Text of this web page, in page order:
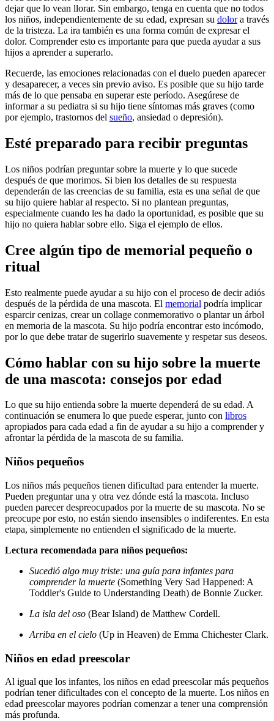
dejar que lo vean llorar. Sin embargo, tenga en cuenta que no todos
los niños, independientemente de su edad, expresan su dolora través
de la tristeza. La ira también es una forma común de expresar el
dolor. Comprender esto es importante para que pueda ayudar a sus
hijos a aprender a superarlo.
Recuerde, las emociones relacionadas con el duelo pueden aparecer
y desaparecer, a veces sin previo aviso. Es posible que su hijo tarde
más de lo que pensaba en superar este período. Asegúrese de
informar a su pediatra si su hijo tiene síntomas más graves (como
por ejemplo, trastornos del sueño, ansiedad o depresión).
Esté preparado para recibir preguntas
Los niños podrían preguntar sobre la muerte y lo que sucede
después de que morimos. Si bien los detalles de su respuesta
dependerán de las creencias de su familia, esta es una señal de que
su hijo quiere hablar al respecto. Si no plantean preguntas,
especialmente cuando les ha dado la oportunidad, es posible que su
hijo no quiera hablar sobre ello. Siga el ejemplo de ellos.
Cree algún tipo de memorial pequeño o
ritual
Esto realmente puede ayudar a su hijo con el proceso de decir adiós
después de la pérdida de una mascota. El memorial podría implicar
esparcir cenizas, crear un collage conmemorativo o plantar un árbol
en memoria de la mascota. Su hijo podría encontrar esto incómodo,
por lo que debe tratar de sugerirlo suavemente y respetar sus deseos.
Cómo hablar con su hijo sobre la muerte
de una mascota: consejos por edad
Lo que su hijo entienda sobre la muerte dependerá de su edad. A
continuación se enumera lo que puede esperar, junto con libros
apropiados para cada edad a fin de ayudar a su hijo a comprender y
afrontar la pérdida de la mascota de su familia.
Niños pequeños
Los niños más pequeños tienen dificultad para entender la muerte.
Pueden preguntar una y otra vez dónde está la mascota. Incluso
pueden parecer despreocupados por la muerte de su mascota. No se
preocupe por esto, no están siendo insensibles o indiferentes. En esta
etapa, simplemente no entienden el significado de la muerte.
Lectura recomendada para niños pequeños:
Sucedió algo muy triste: una guía para infantes para
comprender la muerte (Something Very Sad Happened: A
Toddler's Guide to Understanding Death) de Bonnie Zucker.
La isla del oso (Bear Island) de Matthew Cordell.
Arriba en el cielo (Up in Heaven) de Emma Chichester Clark.
Niños en edad preescolar
Al igual que los infantes, los niños en edad preescolar más pequeños
podrían tener dificultades con el concepto de la muerte. Los niños en
edad preescolar mayores podrían comenzar a tener una comprensión
más profunda.